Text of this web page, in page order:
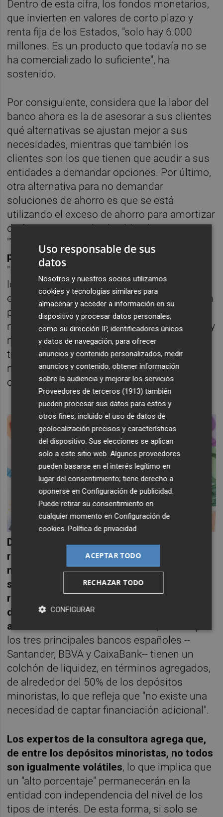
Dentro de esta cifra, los fondos monetarios,
que invierten en valores de corto plazo y
renta fija de los Estados, "solo hay 6.000
millones. Es un producto que todavía no se
ha comercializado lo suficiente", ha
sostenido.
Por consiguiente, considera que la labor del
banco ahora es la de asesorar a sus clientes
qué alternativas se ajustan mejor a sus
necesidades, mientras que también los
clientes son los que tienen que acudir a sus
entidades a demandar opciones. Por último,
otra alternativa para no demandar
soluciones de ahorro es que se está
utilizando el exceso de ahorro para amortizar
de forma anticipada el crédito hipotecario.
"Yo, antes de comprarme un depósito,
pagaría la hipoteca",sostiene Areilza.
"Normalmente, las subidas muy rápida de
los depósitos se producen cuando las
entidades necesitan captar porque tienen un
problema de que han crecido demasiado y
necesitan financiarse. Pero ahora mismo hay
más depósitos que créditos y las entidades
tienen un exceso de ahorro en sus balances,
no tienen necesidad de captar más", ha
continuado.
Desde Accuracy también coinciden en
resaltar a Europa Press que las entidades
no necesitan o no tienen los incentivos
suficientes como para comenzar a
remunerar el ahorro con la actual situación
de holgada liquidez y la ralentización de la
actividad crediticia
los tres principales bancos españoles --
Santander, BBVA y CaixaBank-- tienen un
colchón de liquidez, en términos agregados,
de alrededor del 50% de los depósitos
minoristas, lo que refleja que "no existe una
necesidad de captar financiación adicional".
Los expertos de la consultora agrega que,
de entre los depósitos minoristas, no todos
son igualmente volátiles, lo que implica que
un "alto porcentaje" permanecerán en la
entidad con independencia del nivel de los
tipos de interés. De esta forma, si solo se
Uso responsable de sus
datos
Nosotros y nuestros socios utilizamos
cookies y tecnologías similares para
almacenar y acceder a información en su
dispositivo y procesar datos personales,
como su dirección IP, identificadores únicos
y datos de navegación, para ofrecer
anuncios y contenido personalizados, medir
anuncios y contenido, obtener información
sobre la audiencia y mejorar los servicios.
Proveedores de terceros (1913) también
pueden procesar sus datos para estos y
otros fines, incluido el uso de datos de
geolocalización precisos y características
del dispositivo. Sus elecciones se aplican
solo a este sitio web. Algunos proveedores
pueden basarse en el interés legítimo en
lugar del consentimiento; tiene derecho a
oponerse enConfiguración de publicidad.
Puede retirar su consentimiento en
cualquier momento enConfiguración de
cookies.Política de privacidad
ACEPTAR TODO
RECHAZAR TODO
CONFIGURAR